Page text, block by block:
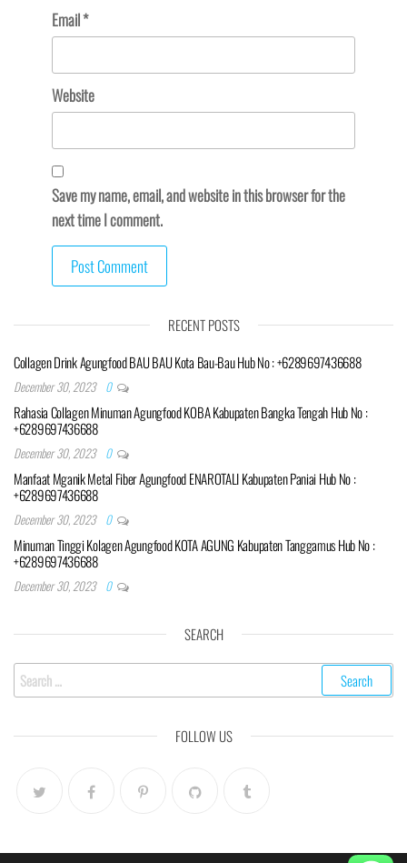
Email*
Website
Save my name, email, and website in this browser for the
next time I comment.
RECENT POSTS
Collagen Drink Agungfood BAU BAU Kota Bau-Bau Hub No : +6289697436688
December 30, 2023 0
Rahasia Collagen Minuman Agungfood KOBA Kabupaten Bangka Tengah Hub No :
+6289697436688
December 30, 2023 0
Manfaat Mganik Metal Fiber Agungfood ENAROTALI Kabupaten Paniai Hub No :
+6289697436688
December 30, 2023 0
Minuman Tinggi Kolagen Agungfood KOTA AGUNG Kabupaten Tanggamus Hub No :
+6289697436688
December 30, 2023 0
SEARCH
Search
for:
FOLLOW US